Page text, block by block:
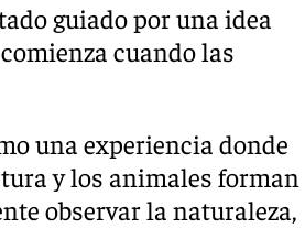
guiado por una idea
cuando las
una experiencia donde
y los animales forman
observar la naturaleza,